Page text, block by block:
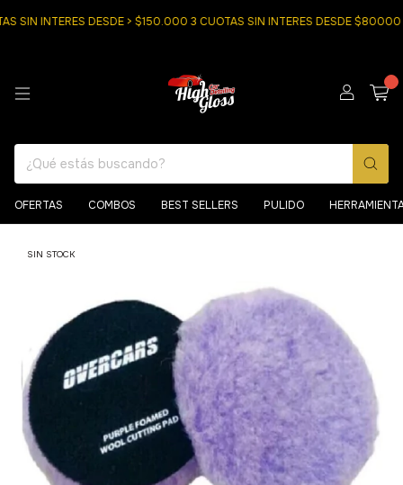
INTERES DESDE > $150.000 3 CUOTAS SIN INTERES DESDE $80000
OFERTAS COMBOS BEST SELLERS PULIDO
SIN STOCK